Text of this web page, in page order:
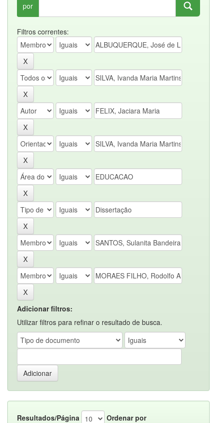
por
Filtros correntes:
Adicionar filtros:
Utilizar filtros para refinar o resultado de busca.
Resultados/Página
Ordenar por